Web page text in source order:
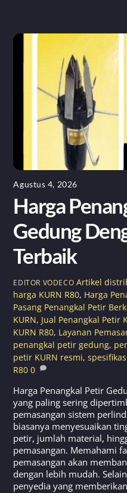
Agustus 4, 2026
Harga
Gedung
Terbaik
EDITOR VODECO Artikel
harga KURN R80, Harga
Pasang Penangkal Petir
KURN, Jual Penangkal Petir
KURN R80, Layanan
penangkal petir gedung,
petir KURN resmi,
R80 0
Harga Penangkal Petir
yang paling sering
pemasangan sistem
biasanya menyesuaikan
petir, jumlah material,
pemasangan. Memahami
pemasangan akan
dengan lebih mudah.
penyedia yang